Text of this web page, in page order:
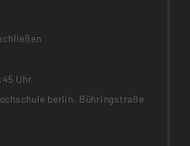
Uhr
berlin, Bühringstraße